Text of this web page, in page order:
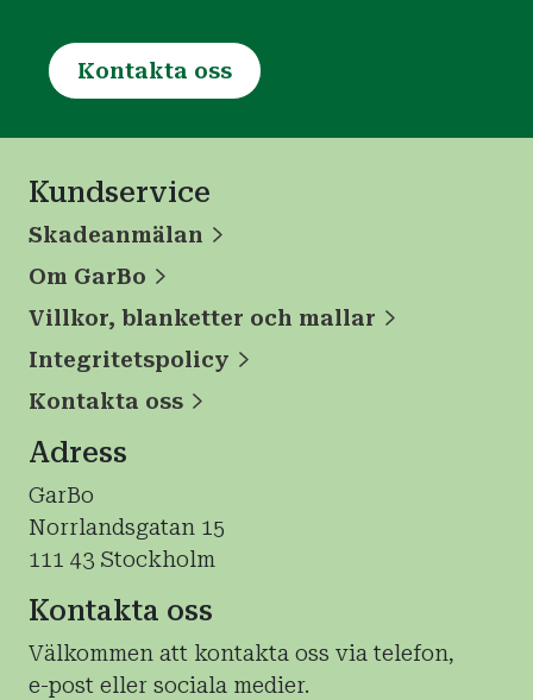
Kontakta oss
Kundservice
Skadeanmälan
Om GarBo
Villkor, blanketter och mallar
Integritetspolicy
Kontakta oss
Adress
GarBo
Norrlandsgatan 15
111 43 Stockholm
Kontakta oss
Välkommen att kontakta oss via telefon,
e-post eller sociala medier.